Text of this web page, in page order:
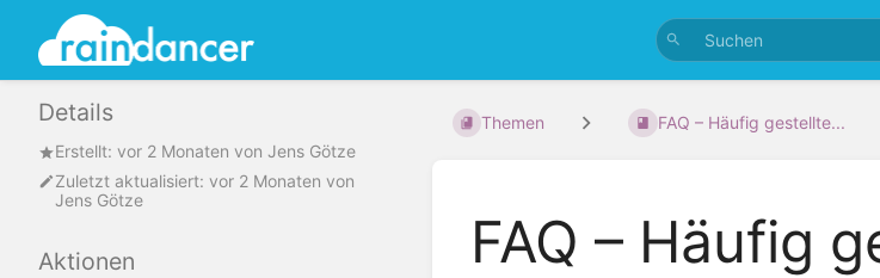
Details
Erstellt: vor 2 Monaten von Jens Götze
Zuletzt aktualisiert: vor 2 Monaten von
Jens Götze
Aktionen
Themen FAQ – Häufig gestellte...
FAQ – Häufig